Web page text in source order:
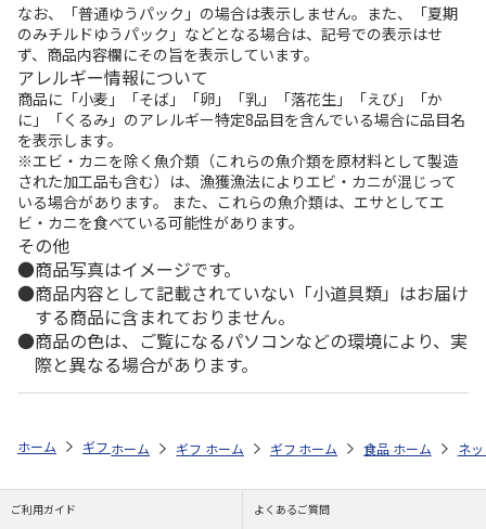
なお、「普通ゆうパック」の場合は表示しません。また、「夏期
のみチルドゆうパック」などとなる場合は、記号での表示はせ
ず、商品内容欄にその旨を表示しています。
アレルギー情報について
商品に「小麦」「そば」「卵」「乳」「落花生」「えび」「か
に」「くるみ」のアレルギー特定8品目を含んでいる場合に品目名
を表示します。
※エビ・カニを除く魚介類（これらの魚介類を原材料として製造
された加工品も含む）は、漁獲漁法によりエビ・カニが混じって
いる場合があります。 また、これらの魚介類は、エサとしてエ
ビ・カニを食べている可能性があります。
その他
商品写真はイメージです。
商品内容として記載されていない「小道具類」はお届け
する商品に含まれておりません。
商品の色は、ご覧になるパソコンなどの環境により、実
際と異なる場合があります。
ホーム ギフトストア お年賀ギフト特集 全商品一覧 4,000円～
ホーム ギフトストア お年賀ギフト特集 全商品一覧
ホーム ギフトストア お年賀ギフト特集
ホーム 食品・グルメストア
ホーム ネ
ご利用ガイド よくあるご質問